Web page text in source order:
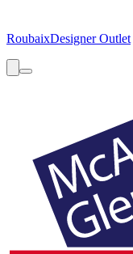
RoubaixDesigner Outlet